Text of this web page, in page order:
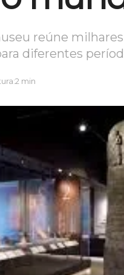
reúne
diferentes
min